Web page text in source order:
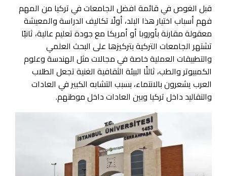
قبل الغوص في قائمة افضل الجامعات في تركيا من المهم
فهم أسباب اختيار هذا البلد، أولًا تكاليف الدراسة والمعيشة
معقولة مقارنة بأوروبا أو أمريكا مع جودة تعليم عالية، ثانيًا
تشتهر الجامعات التركية بتركيزها على البحث العلمي
والتطبيقات العملية خاصة في مجالات مثل الهندسة وعلوم
الكمبيوتر والطب، ثالثًا البيئة الثقافية الغنية تجعل الطلاب
العرب يشعرون بالانتماء، بسبب التشابه الكبير في العادات
والتقاليد داخل تركيا وبين العادات داخل موطنهم.